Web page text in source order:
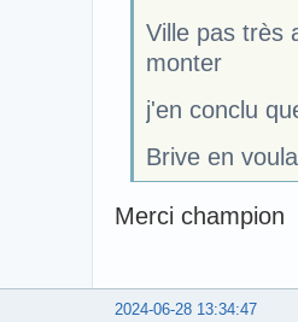
Ville pas très
monter
j'en conclu
Brive en
Merci champion
2024-06-28 13:34:47